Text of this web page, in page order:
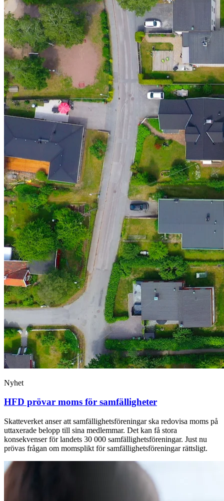
Nyhet
HFD prövar moms för samfälligheter
Skatteverket anser att samfällighetsföreningar ska redovisa moms på
uttaxerade belopp till sina medlemmar. Det kan få stora
konsekvenser för landets 30 000 samfällighetsföreningar. Just nu
prövas frågan om momsplikt för samfällighetsföreningar rättsligt.